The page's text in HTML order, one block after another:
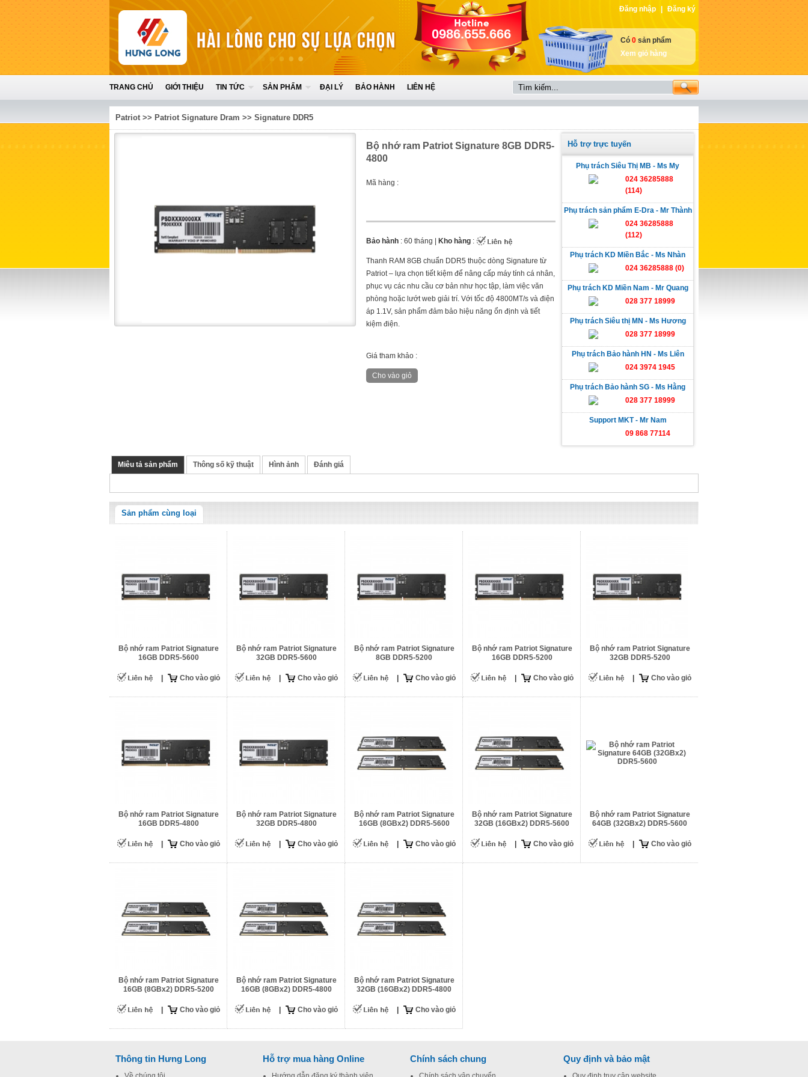
Đăng nhập Đăng ký
0986.655.666 Có 0 sản phẩm
Xem giỏ hàng
TRANG CHỦ GIỚI THIỆU TIN TỨC SẢN PHẨM ĐẠI LÝ BẢO HÀNH LIÊN HỆ
Patriot >> Patriot Signature Dram >> Signature DDR5
Hỗ trợ trực tuyến
Phụ trách Siêu Thị MB - Ms My
024 36285888
(114)
Phụ trách sản phẩm E-Dra - Mr Thành
024 36285888
(112)
Phụ trách KD Miền Bắc - Ms Nhàn
024 36285888 (0)
Phụ trách KD Miền Nam - Mr Quang
028 377 18999
Phụ trách Siêu thị MN - Ms Hương
028 377 18999
Phụ trách Bảo hành HN - Ms Liên
024 3974 1945
Phụ trách Bảo hành SG - Ms Hằng
028 377 18999
Support MKT - Mr Nam
09 868 77114
Bộ nhớ ram Patriot Signature 8GB DDR5-
4800
Mã hàng :
Bảo hành : 60 tháng | Kho hàng :
Thanh RAM 8GB chuẩn DDR5 thuộc dòng Signature từ
Patriot – lựa chọn tiết kiệm để nâng cấp máy tính cá nhân,
phục vụ các nhu cầu cơ bản như học tập, làm việc văn
phòng hoặc lướt web giải trí. Với tốc độ 4800MT/s và điện
áp 1.1V, sản phẩm đảm bảo hiệu năng ổn định và tiết
kiệm điện.
Giá tham khảo :
Miêu tả sản phẩm Thông số kỹ thuật Hình ảnh Đánh giá
Sản phẩm cùng loại
Bộ nhớ ram Patriot Signature
16GB DDR5-5600
Cho vào giỏ
Bộ nhớ ram Patriot Signature
32GB DDR5-5600
Cho vào giỏ
Bộ nhớ ram Patriot Signature
8GB DDR5-5200
Cho vào giỏ
Bộ nhớ ram Patriot Signature
16GB DDR5-5200
Cho vào giỏ
Bộ nhớ ram Patriot Signature
32GB DDR5-5200
Cho vào giỏ
Bộ nhớ ram Patriot Signature
16GB DDR5-4800
Cho vào giỏ
Bộ nhớ ram Patriot Signature
32GB DDR5-4800
Cho vào giỏ
Bộ nhớ ram Patriot Signature
16GB (8GBx2) DDR5-5600
Cho vào giỏ
Bộ nhớ ram Patriot Signature
32GB (16GBx2) DDR5-5600
Cho vào giỏ
Bộ nhớ ram Patriot Signature
64GB (32GBx2) DDR5-5600
Cho vào giỏ
Bộ nhớ ram Patriot Signature
16GB (8GBx2) DDR5-5200
Cho vào giỏ
Bộ nhớ ram Patriot Signature
16GB (8GBx2) DDR5-4800
Cho vào giỏ
Bộ nhớ ram Patriot Signature
32GB (16GBx2) DDR5-4800
Cho vào giỏ
Thông tin Hưng Long Hỗ trợ mua hàng Online Chính sách chung Quy định và bảo mật